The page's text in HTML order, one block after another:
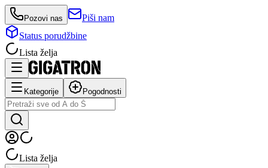
Pozovi nas
Piši nam
Status porudžbine
Lista želja
Kategorije Pogodnosti
Lista želja